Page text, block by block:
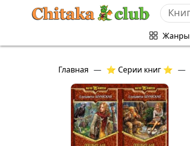
Жанры
Главная — ⭐ Серии книг ⭐ —